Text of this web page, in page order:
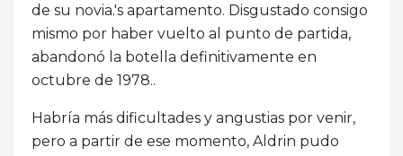
de su novia.'s apartamento. Disgustado consigo
mismo por haber vuelto al punto de partida,
abandonó la botella definitivamente en
octubre de 1978..
Habría más dificultades y angustias por venir,
pero a partir de ese momento, Aldrin pudo